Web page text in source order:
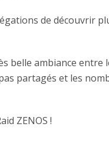
de découvrir
ambiance entre
partagés et les
ZENOS !